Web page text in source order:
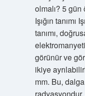
olmalı? 5 gün
Işığın tanımı
tanımı,
görünür ve
ikiye
mm. Bu,